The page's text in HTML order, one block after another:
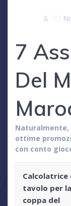
7
Del
Naturalmente,
ottime
con conto
Calcolatrice
tavolo per la
coppa del